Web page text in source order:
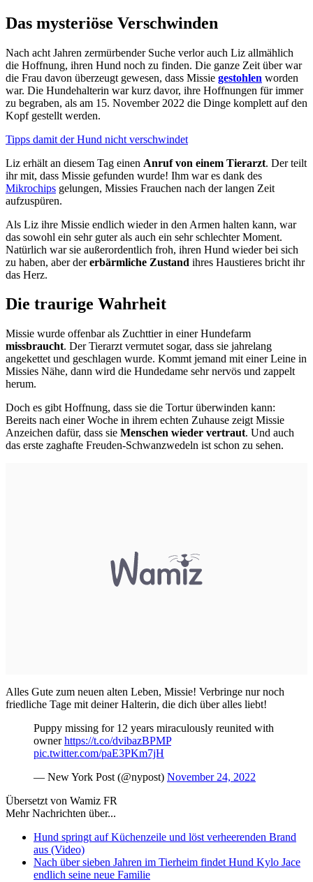
Das mysteriöse Verschwinden
Nach acht Jahren zermürbender Suche verlor auch Liz allmählich
die Hoffnung, ihren Hund noch zu finden. Die ganze Zeit über war
die Frau davon überzeugt gewesen, dass Missie gestohlen worden
war. Die Hundehalterin war kurz davor, ihre Hoffnungen für immer
zu begraben, als am 15. November 2022 die Dinge komplett auf den
Kopf gestellt werden.
Tipps damit der Hund nicht verschwindet
Liz erhält an diesem Tag einen Anruf von einem Tierarzt. Der teilt
ihr mit, dass Missie gefunden wurde! Ihm war es dank des
Mikrochips gelungen, Missies Frauchen nach der langen Zeit
aufzuspüren.
Als Liz ihre Missie endlich wieder in den Armen halten kann, war
das sowohl ein sehr guter als auch ein sehr schlechter Moment.
Natürlich war sie außerordentlich froh, ihren Hund wieder bei sich
zu haben, aber dererbärmliche Zustand ihres Haustieres bricht ihr
das Herz.
Die traurige Wahrheit
Missie wurde offenbar als Zuchttier in einer Hundefarm
missbraucht. Der Tierarzt vermutet sogar, dass sie jahrelang
angekettet und geschlagen wurde. Kommt jemand mit einer Leine in
Missies Nähe, dann wird die Hundedame sehr nervös und zappelt
herum.
Doch es gibt Hoffnung, dass sie die Tortur überwinden kann:
Bereits nach einer Woche in ihrem echten Zuhause zeigt Missie
Anzeichen dafür, dass sie Menschen wieder vertraut. Und auch
das erste zaghafte Freuden-Schwanzwedeln ist schon zu sehen.
Alles Gute zum neuen alten Leben, Missie! Verbringe nur noch
friedliche Tage mit deiner Halterin, die dich über alles liebt!
Puppy missing for 12 years miraculously reunited with
ownerhttps://t.co/dvibazBPMP
pic.twitter.com/paE3PKm7jH
— New York Post (@nypost) November 24, 2022
Übersetzt von Wamiz FR
Mehr Nachrichten über...
Hund springt auf Küchenzeile und löst verheerenden Brand
aus (Video)
Nach über sieben Jahren im Tierheim findet Hund Kylo Jace
endlich seine neue Familie